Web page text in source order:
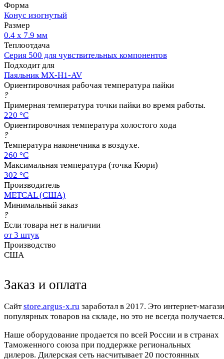
Форма
Конус изогнутый
Размер
0.4 х 7.9 мм
Теплоотдача
Серия 500 для чувствительных компонентов
Подходит для
Паяльник MX-H1-AV
Ориентировочная рабочая температура пайки
?
Примерная температура точки пайки во время работы.
220 °C
Ориентировочная температура холостого хода
?
Температура наконечника в воздухе.
260 °C
Максимальная температура (точка Кюри)
302 °C
Производитель
METCAL (США)
Минимальный заказ
?
Если товара нет в наличии
от 3 штук
Производство
США
Заказ и оплата
Cайтstore.argus-x.ru заработал в 2017. Это интернет-
популярных товаров на складе, но это не всегда
Наше оборудование продается по всей России и в странах
Таможенного союза при поддержке региональных
дилеров. Дилерская сеть насчитывает 20 постоянных